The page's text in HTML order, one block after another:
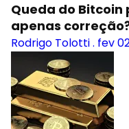
Queda do
apenas
Rodrigo Tolotti. fev